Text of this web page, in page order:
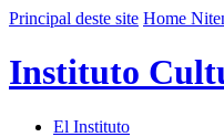
Principal deste site Home
Instituto
El Instituto